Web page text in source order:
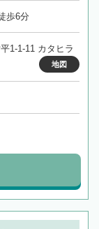
歩6分
1-1-11 カタヒラ
地図